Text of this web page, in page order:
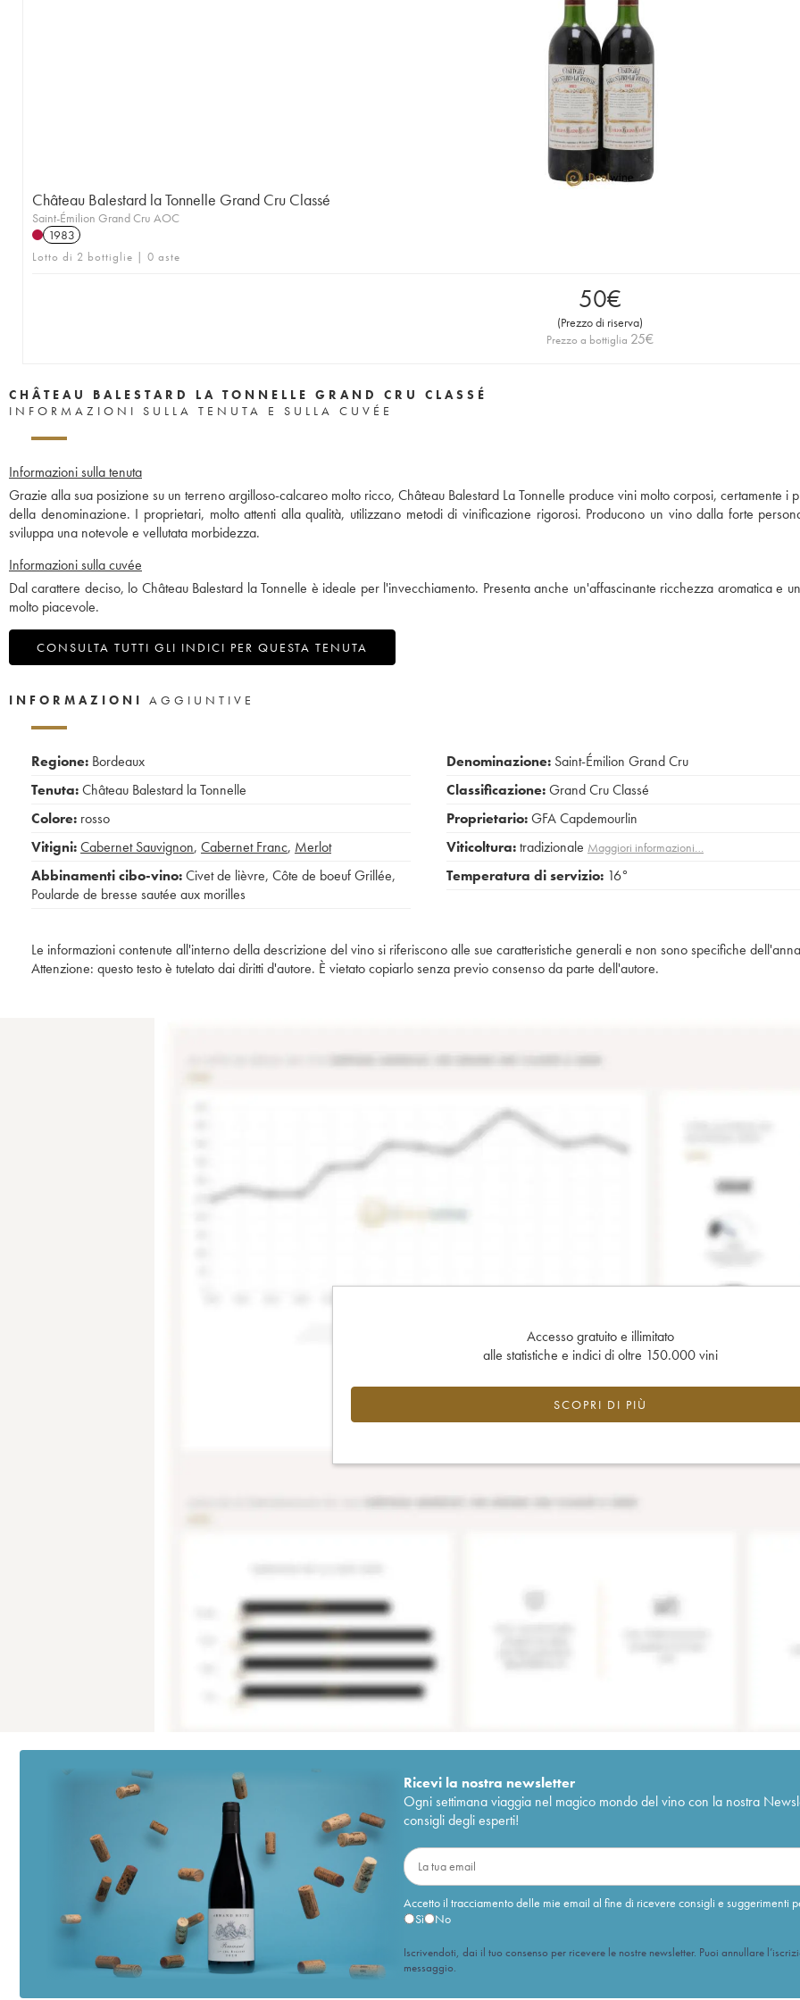
Château Balestard la Tonnelle Grand Cru Classé
Saint-Émilion Grand Cru AOC
1983
Lotto di 2 bottiglie | 0 aste
50€
(Prezzo di riserva)
Prezzo a bottiglia 25€
CHÂTEAU BALESTARD LA TONNELLE GRAND CRU CLASSÉ
INFORMAZIONI SULLA TENUTA E SULLA CUVÉE
Informazioni sulla tenuta
Grazie alla sua posizione su un terreno argilloso-calcareo molto ricco, Château Balestard La Tonnelle produce vini molto corposi, certamente i
della denominazione. I proprietari, molto attenti alla qualità, utilizzano metodi di vinificazione rigorosi. Producono un vino dalla forte
sviluppa una notevole e vellutata morbidezza.
Informazioni sulla cuvée
Dal carattere deciso, lo Château Balestard la Tonnelle è ideale per l'invecchiamento. Presenta anche un'affascinante ricchezza aromatica e
molto piacevole.
CONSULTA TUTTI GLI INDICI PER QUESTA TENUTA
INFORMAZIONI AGGIUNTIVE
Regione: Bordeaux
Tenuta:Château Balestard la Tonnelle
Colore: rosso
Vitigni:Cabernet Sauvignon, Cabernet Franc, Merlot
Abbinamenti cibo-vino:Civet de lièvre, Côte de boeuf Grillée,
Poularde de bresse sautée aux morilles
Denominazione: Saint-Émilion Grand Cru
Classificazione:Grand Cru Classé
Proprietario:GFA Capdemourlin
Viticoltura:tradizionale Maggiori informazioni…
Temperatura di servizio: 16°
Le informazioni contenute all'interno della descrizione del vino si riferiscono alle sue caratteristiche generali e non sono specifiche
Attenzione: questo testo è tutelato dai diritti d'autore. È vietato copiarlo senza previo consenso da parte dell'autore.
Accesso gratuito e illimitato
alle statistiche e indici di oltre 150.000 vini
SCOPRI DI PIÙ
Ricevi la nostra newsletter
Ogni settimana viaggia nel magico mondo del vino con la nostra
consigli degli esperti!
Accetto il tracciamento delle mie email al fine di ricevere consigli e suggerimenti
Sì
No
Iscrivendoti, dai il tuo consenso per ricevere le nostre newsletter. Puoi annullare
messaggio.